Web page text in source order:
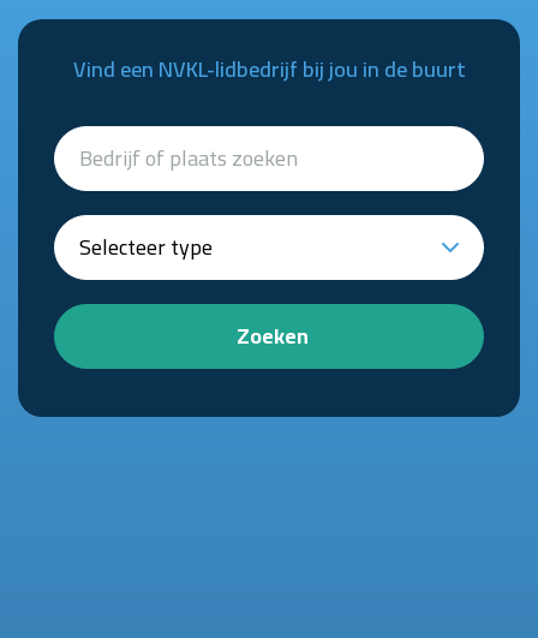
Vind een NVKL-lidbedrijf bij jou in de buurt
Zoeken